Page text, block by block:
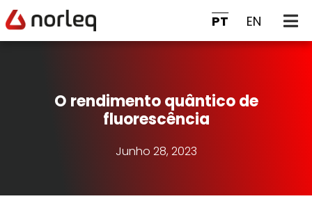
PT EN
O rendimento quântico de
fluorescência
Junho 28, 2023